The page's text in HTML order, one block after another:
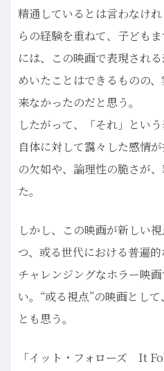
精通しているとは言わなけ
らの経験を重ねて、子ども
には、この映画で表現され
めいたことはできるものの
来なかったのだと思う。
したがって、「それ」とい
自体に対して靄々した感情
の欠如や、論理性の脆さが
た。
しかし、この映画が新しい
つ、或る世代における普遍
チャレンジングなホラー映
い。“或る視点”の映画とし
とも思う。
「イット・フォローズ It